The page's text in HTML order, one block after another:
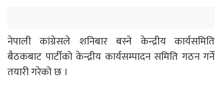
नेपाली कांग्रेसले शनिबार बस्ने केन्द्रीय कार्यसमिति
बैठकबाट पार्टीको केन्द्रीय कार्यसम्पादन समिति गठन गर्ने
तयारी गरेको छ ।